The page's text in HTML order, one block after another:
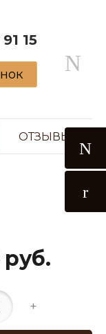
15
ОТЗЫВЫ
руб.
+